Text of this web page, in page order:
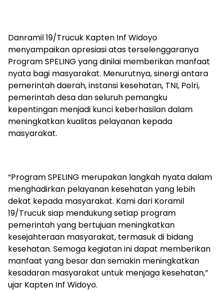
Danramil 19/Trucuk Kapten Inf Widoyo
menyampaikan apresiasi atas terselenggaranya
Program SPELING yang dinilai memberikan manfaat
nyata bagi masyarakat. Menurutnya, sinergi antara
pemerintah daerah, instansi kesehatan, TNI, Polri,
pemerintah desa dan seluruh pemangku
kepentingan menjadi kunci keberhasilan dalam
meningkatkan kualitas pelayanan kepada
masyarakat.
“Program SPELING merupakan langkah nyata dalam
menghadirkan pelayanan kesehatan yang lebih
dekat kepada masyarakat. Kami dari Koramil
19/Trucuk siap mendukung setiap program
pemerintah yang bertujuan meningkatkan
kesejahteraan masyarakat, termasuk di bidang
kesehatan. Semoga kegiatan ini dapat memberikan
manfaat yang besar dan semakin meningkatkan
kesadaran masyarakat untuk menjaga kesehatan,”
ujar Kapten Inf Widoyo.